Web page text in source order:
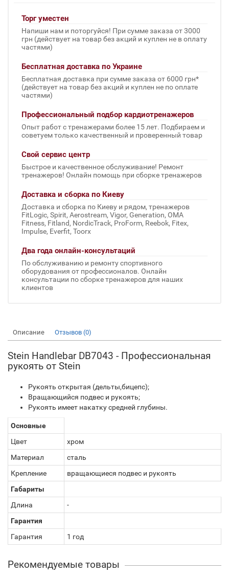
Торг уместен
Напиши нам и поторгуйся! При сумме заказа от 3000
грн (действует на товар без акций и куплен не в оплату
частями)
Бесплатная доставка по Украине
Бесплатная доставка при сумме заказа от 6000 грн*
(действует на товар без акций и куплен не по оплате
частями)
Профессиональный подбор кардиотренажеров
Опыт работ с тренажерами более 15 лет. Подбираем и
советуем только качественный и проверенный товар
Свой сервис центр
Быстрое и качественное обслуживание! Ремонт
тренажеров! Онлайн помощь при сборке тренажеров
Доставка и сборка по Киеву
Доставка и сборка по Киеву и рядом, тренажеров
FitLogic, Spirit, Aerostream, Vigor, Generation, OMA
Fitness, Fitland, NordicTrack, ProForm, Reebok, Fitex,
Impulse, Everfit, Toorx
Два года онлайн-консультаций
По обслуживанию и ремонту спортивного
оборудования от профессионалов. Онлайн
консультации по сборке тренажеров для наших
клиентов
Описание Отзывов (0)
Stein Handlebar DB7043 - Профессиональная
рукоять от Stein
Рукоять открытая (дельты,бицепс);
Вращающийся подвес и рукоять;
Рукоять имеет накатку средней глубины.
Основные
Цвет
хром
Материал
сталь
Крепление
вращающиеся подвес и рукоять
Габариты
Длина
-
Гарантия
Гарантия
1 год
Рекомендуемые товары